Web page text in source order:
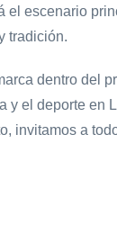
el escenario
tradición.
dentro del
y el deporte en
invitamos a